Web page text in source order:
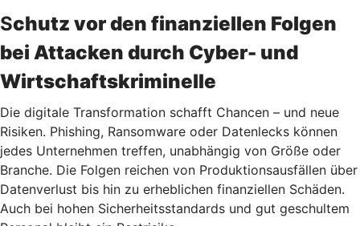
Schutz vor den finanziellen Folgen
bei Attacken durch Cyber- und
Wirtschaftskriminelle
Die digitale Transformation schafft Chancen – und neue
Risiken. Phishing, Ransomware oder Datenlecks können
jedes Unternehmen treffen, unabhängig von Größe oder
Branche. Die Folgen reichen von Produktionsausfällen über
Datenverlust bis hin zu erheblichen finanziellen Schäden.
Auch bei hohen Sicherheitsstandards und gut geschultem